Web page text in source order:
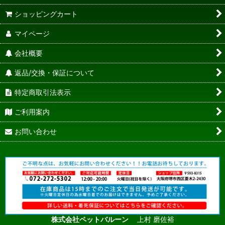
ショッピングカート
マイページ
会社概要
返品/交換・保証について
特定商取引法表示
ご利用案内
お問い合わせ
株式会社ペットバルーン
上村 磨佐裕